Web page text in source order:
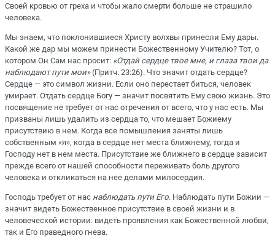
Своей кровью от греха и чтобы жало смерти больше не страшило
человека.
Мы знаем, что поклонившиеся Христу волхвы принесли Ему дары.
Какой же дар мы можем принести Божественному Учителю? Тот, о
котором Он Сам нас просит: «Отдай сердце твое мне, и глаза твои да
наблюдают пути мои»(Притч. 23:26). Что значит отдать сердце?
Сердце — это символ жизни. Если оно перестает биться, человек
умирает. Отдать сердце Богу — значит посвятить Ему свою жизнь. Это
посвящение не требует от нас отречения от всего, что у нас есть. Мы
призваны лишь удалить из сердца то, что мешает Божиему
присутствию в нем. Когда все помышления заняты лишь
собственным «я», когда в сердце нет места ближнему, тогда и
Господу нет в нем места. Присутствие же ближнего в сердце зависит
прежде всего от нашей способности переживать боль другого
человека и откликаться на нее делами милосердия.
Господь требует от нас наблюдать пути Его. Наблюдать пути Божии —
значит видеть Божественное присутствие в своей жизни и в
человеческой истории: видеть проявления как Божественной любви,
так и Его праведного гнева.